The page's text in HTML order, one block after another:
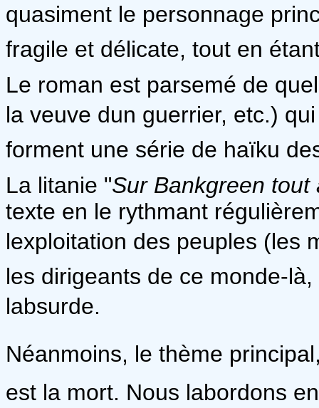
quasiment le personnage
fragile et délicate, tout en
Le roman est parsemé de
la veuve dun guerrier, etc.)
forment une série de haïku
La litanie "Sur Bankgreen tout
texte en le rythmant
lexploitation des peuples
les dirigeants de ce monde-
labsurde.
Néanmoins, le thème
est la mort. Nous labordons